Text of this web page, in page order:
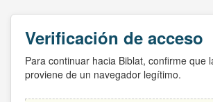
Verificación de acceso
Para continuar hacia Biblat, confirme que
proviene de un navegador legítimo.